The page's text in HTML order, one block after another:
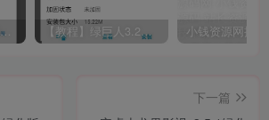
小蓝视频破解+去梆梆加固教程 【教程】绿巨人3.2破解详细教学
下一篇